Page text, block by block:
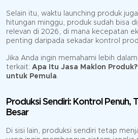
Selain itu, waktu launching produk
hitungan minggu, produk sudah bisa
relevan di 2026, di mana kecepatan
penting daripada sekadar kontrol
Jika Anda ingin memahami lebih
terkait: Apa Itu Jasa Maklon
untuk Pemula.
Produksi Sendiri: Kontrol Penuh,
Besar
Di sisi lain, produksi sendiri tetap